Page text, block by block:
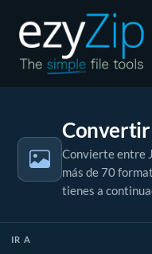
Descomprime
Convertir
Convertir
Convierte entre
más de 70
tienes a
IR A